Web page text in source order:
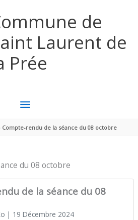
de
Laurent de
Prée
MENU
PRINCIPAL
Compte-rendu de la séance du 08 octobre
du 08 octobre
de la séance du 08
| 19 Décembre 2024